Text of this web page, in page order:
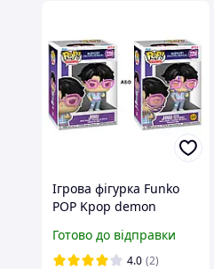
Ігрова фігурка Funko
POP Kpop demon
Кейпоп-мисливиці на
демонів - Джіну (W/CH)
Готово до відправки
4.0 (2)